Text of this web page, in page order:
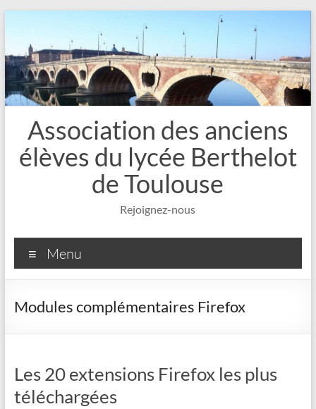
contenu
Association des anciens
élèves du lycée Berthelot
de Toulouse
Rejoignez-nous
Menu
Modules complémentaires Firefox
Les 20 extensions Firefox les plus
téléchargées